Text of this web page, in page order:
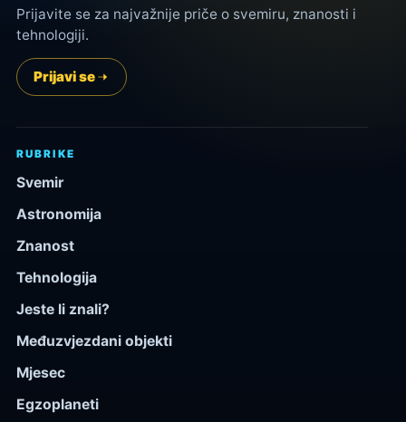
Prijavite se za najvažnije priče o svemiru, znanosti i
tehnologiji.
Prijavi se
RUBRIKE
Svemir
Astronomija
Znanost
Tehnologija
Jeste li znali?
Međuzvjezdani objekti
Mjesec
Egzoplaneti